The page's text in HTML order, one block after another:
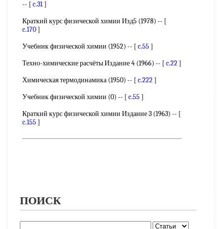
-- [ c.31]
Краткий курс физической химии Изд5 (1978) -- [
c.170]
Учебник физической химии (1952) -- [ c.55 ]
Техно-химические расчёты Издание 4 (1966) -- [ c.22]
Химическая термодинамика (1950) -- [ c.222]
Учебник физической химии (0) -- [ c.55 ]
Краткий курс физической химии Издание 3 (1963) -- [
c.155 ]
ПОИСК